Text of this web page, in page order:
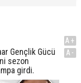
Gençlik Gücü
sezon
girdi.
A+
A-